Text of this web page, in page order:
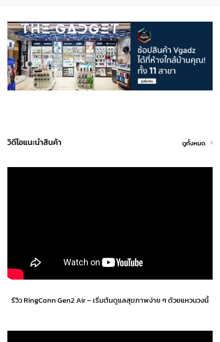
วิดีโอแนะนำสินค้า ดูทั้งหมด
รีวิว RingConn Gen2 Air – เริ่มต้นดูแลสุขภาพง่าย ๆ ด้วยแหวนวงนี้